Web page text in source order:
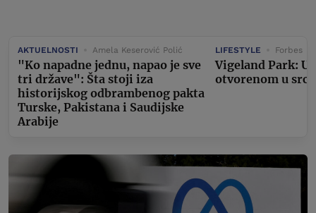
AKTUELNOSTI Amela Keserović Polić
"Ko napadne jednu, napao je sve
tri države": Šta stoji iza
historijskog odbrambenog pakta
Turske, Pakistana i Saudijske
Arabije
LIFESTYLE Forbes
Vigeland Park:
otvorenom u srcu